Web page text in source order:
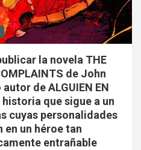
la novela THE
de John
de ALGUIEN EN
historia que sigue a un
cuyas personalidades
un héroe tan
entrañable